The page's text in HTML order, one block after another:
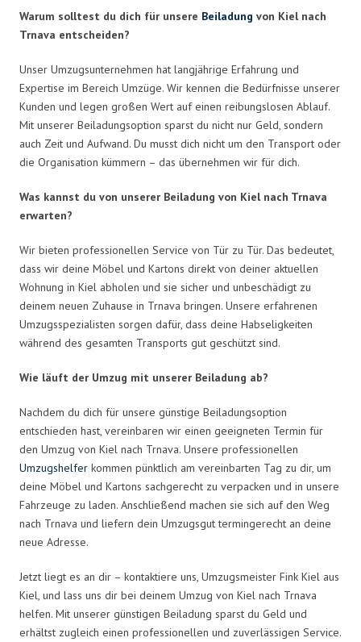
Warum solltest du dich für unsere Beiladung von Kiel nach
Trnava entscheiden?
Unser Umzugsunternehmen hat langjährige Erfahrung und
Expertise im Bereich Umzüge. Wir kennen die Bedürfnisse unserer
Kunden und legen großen Wert auf einen reibungslosen Ablauf.
Mit unserer Beiladungsoption sparst du nicht nur Geld, sondern
auch Zeit und Aufwand. Du musst dich nicht um den Transport oder
die Organisation kümmern – das übernehmen wir für dich.
Was kannst du von unserer Beiladung von Kiel nach Trnava
erwarten?
Wir bieten professionellen Service von Tür zu Tür. Das bedeutet,
dass wir deine Möbel und Kartons direkt von deiner aktuellen
Wohnung in Kiel abholen und sie sicher und unbeschädigt zu
deinem neuen Zuhause in Trnava bringen. Unsere erfahrenen
Umzugsspezialisten sorgen dafür, dass deine Habseligkeiten
während des gesamten Transports gut geschützt sind.
Wie läuft der Umzug mit unserer Beiladung ab?
Nachdem du dich für unsere günstige Beiladungsoption
entschieden hast, vereinbaren wir einen geeigneten Termin für
den Umzug von Kiel nach Trnava. Unsere professionellen
Umzugshelfer kommen pünktlich am vereinbarten Tag zu dir, um
deine Möbel und Kartons sachgerecht zu verpacken und in unsere
Fahrzeuge zu laden. Anschließend machen sie sich auf den Weg
nach Trnava und liefern dein Umzugsgut termingerecht an deine
neue Adresse.
Jetzt liegt es an dir – kontaktiere uns, Umzugsmeister Fink Kiel aus
Kiel, und lass uns dir bei deinem Umzug von Kiel nach Trnava
helfen. Mit unserer günstigen Beiladung sparst du Geld und
erhältst zugleich einen professionellen und zuverlässigen Service.